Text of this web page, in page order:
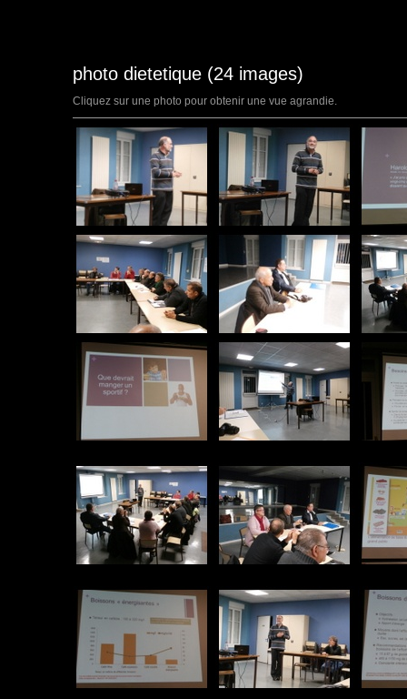
photo dietetique (24 images)
Cliquez sur une photo pour obtenir une vue agrandie.